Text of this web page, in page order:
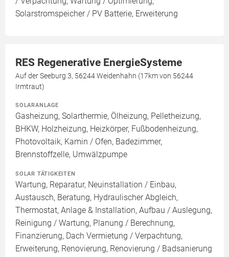
Solarstromspeicher / PV Batterie, Erweiterung
RES Regenerative EnergieSysteme
Auf der Seeburg 3, 56244 Weidenhahn (17km von 56244
Irmtraut)
SOLARANLAGE
Gasheizung, Solarthermie, Ölheizung, Pelletheizung,
BHKW, Holzheizung, Heizkörper, Fußbodenheizung,
Photovoltaik, Kamin / Ofen, Badezimmer,
Brennstoffzelle, Umwälzpumpe
SOLAR TÄTIGKEITEN
Wartung, Reparatur, Neuinstallation / Einbau,
Austausch, Beratung, Hydraulischer Abgleich,
Thermostat, Anlage & Installation, Aufbau / Auslegung,
Reinigung / Wartung, Planung / Berechnung,
Finanzierung, Dach Vermietung / Verpachtung,
Erweiterung, Renovierung, Renovierung / Badsanierung